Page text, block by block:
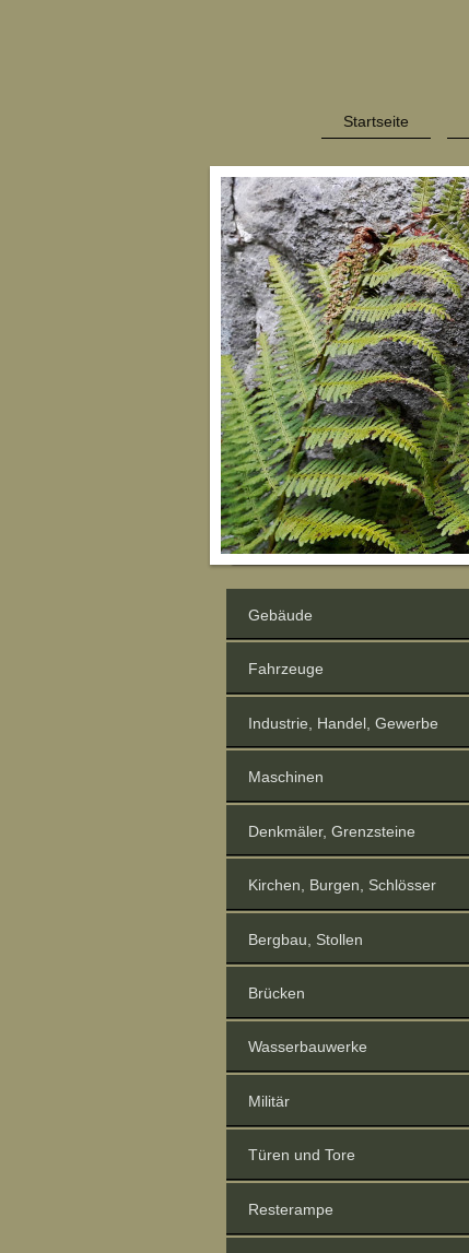
Startseite
Gebäude
Fahrzeuge
Industrie, Handel, Gewerbe
Maschinen
Denkmäler, Grenzsteine
Kirchen, Burgen, Schlösser
Bergbau, Stollen
Brücken
Wasserbauwerke
Militär
Türen und Tore
Resterampe